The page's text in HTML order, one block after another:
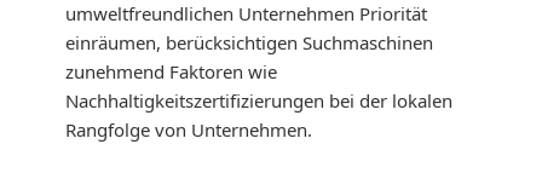
umweltfreundlichen Unternehmen Priorität
einräumen, berücksichtigen Suchmaschinen
zunehmend Faktoren wie
Nachhaltigkeitszertifizierungen bei der lokalen
Rangfolge von Unternehmen.